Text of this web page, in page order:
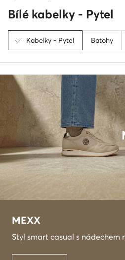
Bílé kabelky - Pytel
Kabelky - Pytel Batohy
MEXX
Styl smart casual s nádechem